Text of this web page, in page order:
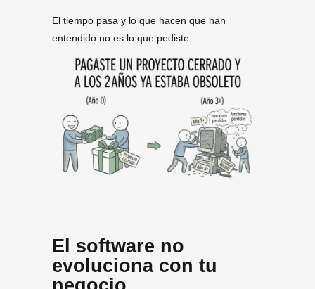
El tiempo pasa y lo que hacen que han
entendido no es lo que pediste.
El software no
evoluciona con tu